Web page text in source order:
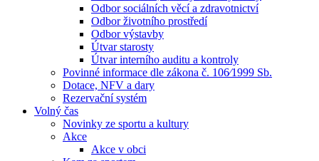
Odbor sociálních věcí a zdravotnictví
Odbor životního prostředí
Odbor výstavby
Útvar starosty
Útvar interního auditu a kontroly
Povinné informace dle zákona č. 106⁄1999 Sb.
Dotace, NFV a dary
Rezervační systém
Volný čas
Novinky ze sportu a kultury
Akce
Akce v obci